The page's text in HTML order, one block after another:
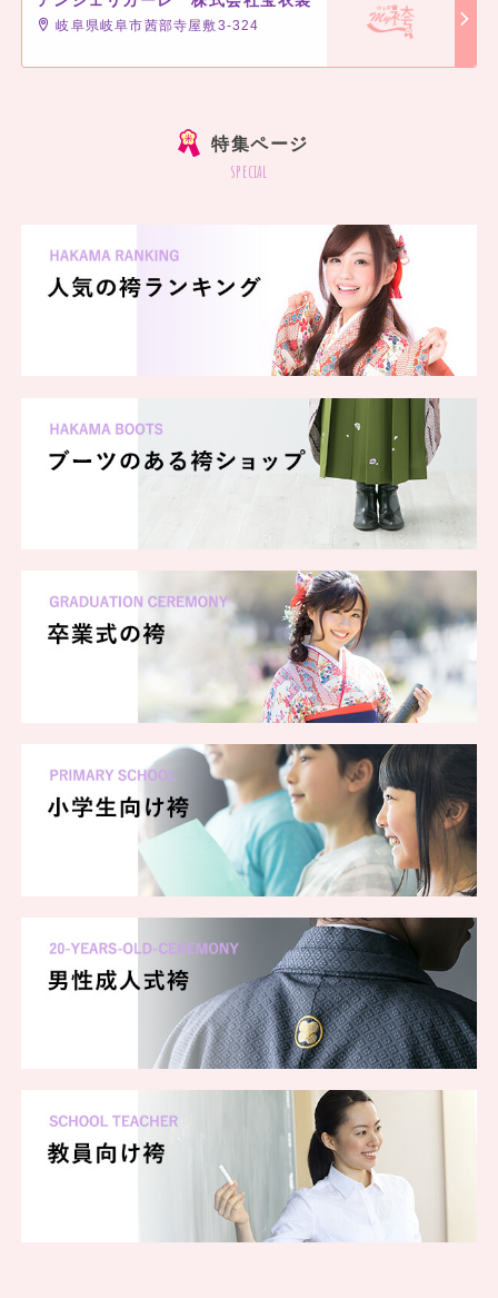
岐阜県岐阜市茜部寺屋敷3‐324
特集ページ
special